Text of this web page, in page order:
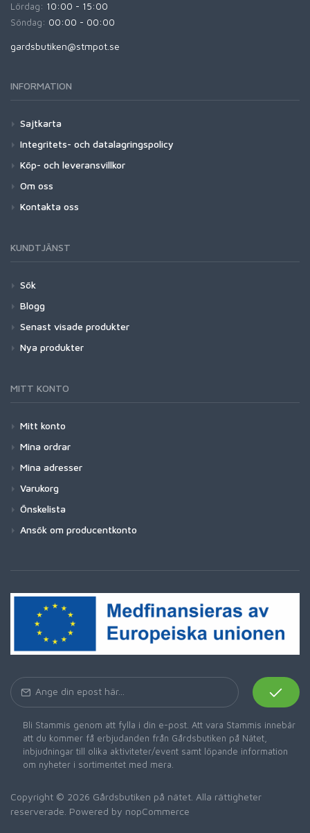
Lördag: 10:00 - 15:00
Söndag: 00:00 - 00:00
gardsbutiken@stmpot.se
INFORMATION
Sajtkarta
Integritets- och datalagringspolicy
Köp- och leveransvillkor
Om oss
Kontakta oss
KUNDTJÄNST
Sök
Blogg
Senast visade produkter
Nya produkter
MITT KONTO
Mitt konto
Mina ordrar
Mina adresser
Varukorg
Önskelista
Ansök om producentkonto
Bli Stammis genom att fylla i din e-post. Att vara Stammis innebär
att du kommer få erbjudanden från Gårdsbutiken på Nätet,
inbjudningar till olika aktiviteter/event samt löpande information
om nyheter i sortimentet med mera.
Copyright © 2026 Gårdsbutiken på nätet. Alla rättigheter
reserverade. Powered by nopCommerce